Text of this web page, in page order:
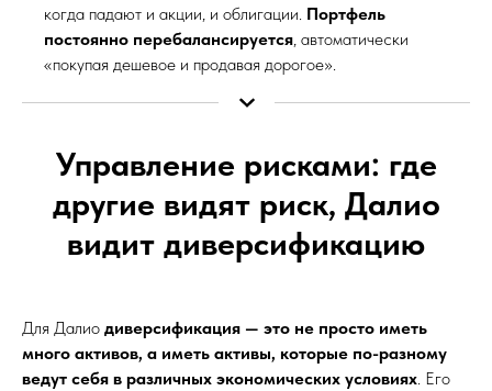
когда падают и акции, и облигации. Портфель
постоянно перебалансируется , автоматически
«покупая дешевое и продавая дорогое».
Управление рисками: где
другие видят риск, Далио
видит диверсификацию
Для Далио диверсификация — это не просто иметь
много активов, а иметь активы, которые по-разному
ведут себя в различных экономических условиях . Его